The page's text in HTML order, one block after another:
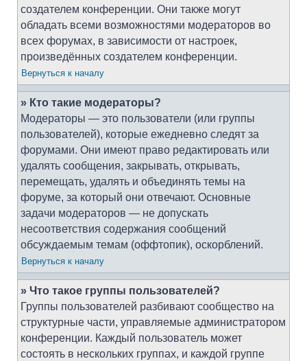
создателем конференции. Они также могут
обладать всеми возможностями модераторов во
всех форумах, в зависимости от настроек,
произведённых создателем конференции.
Вернуться к началу
» Кто такие модераторы?
Модераторы — это пользователи (или группы
пользователей), которые ежедневно следят за
форумами. Они имеют право редактировать или
удалять сообщения, закрывать, открывать,
перемещать, удалять и объединять темы на
форуме, за который они отвечают. Основные
задачи модераторов — не допускать
несоответствия содержания сообщений
обсуждаемым темам (оффтопик), оскорблений.
Вернуться к началу
» Что такое группы пользователей?
Группы пользователей разбивают сообщество на
структурные части, управляемые администратором
конференции. Каждый пользователь может
состоять в нескольких группах, и каждой группе